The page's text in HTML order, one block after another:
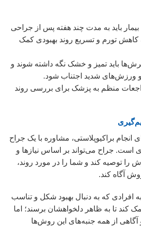
باید به مدت چند هفته پس از جراحی
کاهش تورم و تسریع روند بهبودی کمک
باید تمیز و خشک نگه داشته شوند و
و ورزش‌های شدید اجتناب شود.
منظم به پزشک برای بررسی روند
انجام براکیوپلاستی، مشاوره با یک جراح
جراح می‌تواند بر اساس نیازها و
را توصیه کند و شما را در مورد روند،
آگاه کند.
به افرادی که به دنبال بهبود شکل و تناسب
کند تا به ظاهر دلخواهشان برسند؛ اما
آگاهی از همه جنبه‌های این روش‌ها